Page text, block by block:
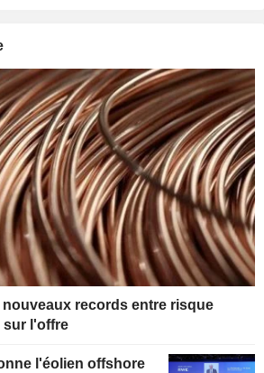
records entre risque
sur l'offre